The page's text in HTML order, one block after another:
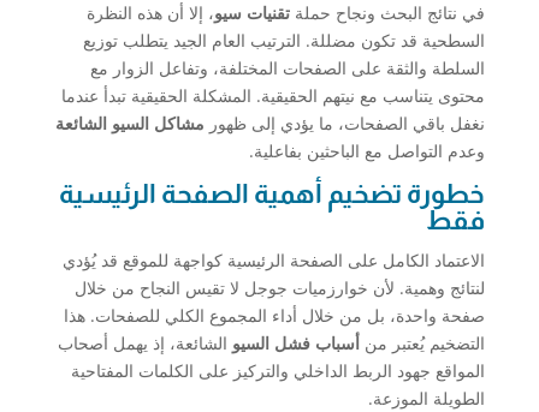
في نتائج البحث ونجاح حملة تقنيات سيو، إلا أن هذه النظرة
السطحية قد تكون مضللة. الترتيب العام الجيد يتطلب توزيع
السلطة والثقة على الصفحات المختلفة، وتفاعل الزوار مع
محتوى يتناسب مع نيتهم الحقيقية. المشكلة الحقيقية تبدأ عندما
نغفل باقي الصفحات، ما يؤدي إلى ظهور مشاكل السيو الشائعة
وعدم التواصل مع الباحثين بفاعلية.
خطورة تضخيم أهمية الصفحة الرئيسية
فقط
الاعتماد الكامل على الصفحة الرئيسية كواجهة للموقع قد يُؤدي
لنتائج وهمية. لأن خوارزميات جوجل لا تقيس النجاح من خلال
صفحة واحدة، بل من خلال أداء المجموع الكلي للصفحات. هذا
التضخيم يُعتبر من أسباب فشل السيو الشائعة، إذ يهمل أصحاب
المواقع جهود الربط الداخلي والتركيز على الكلمات المفتاحية
الطويلة الموزعة.